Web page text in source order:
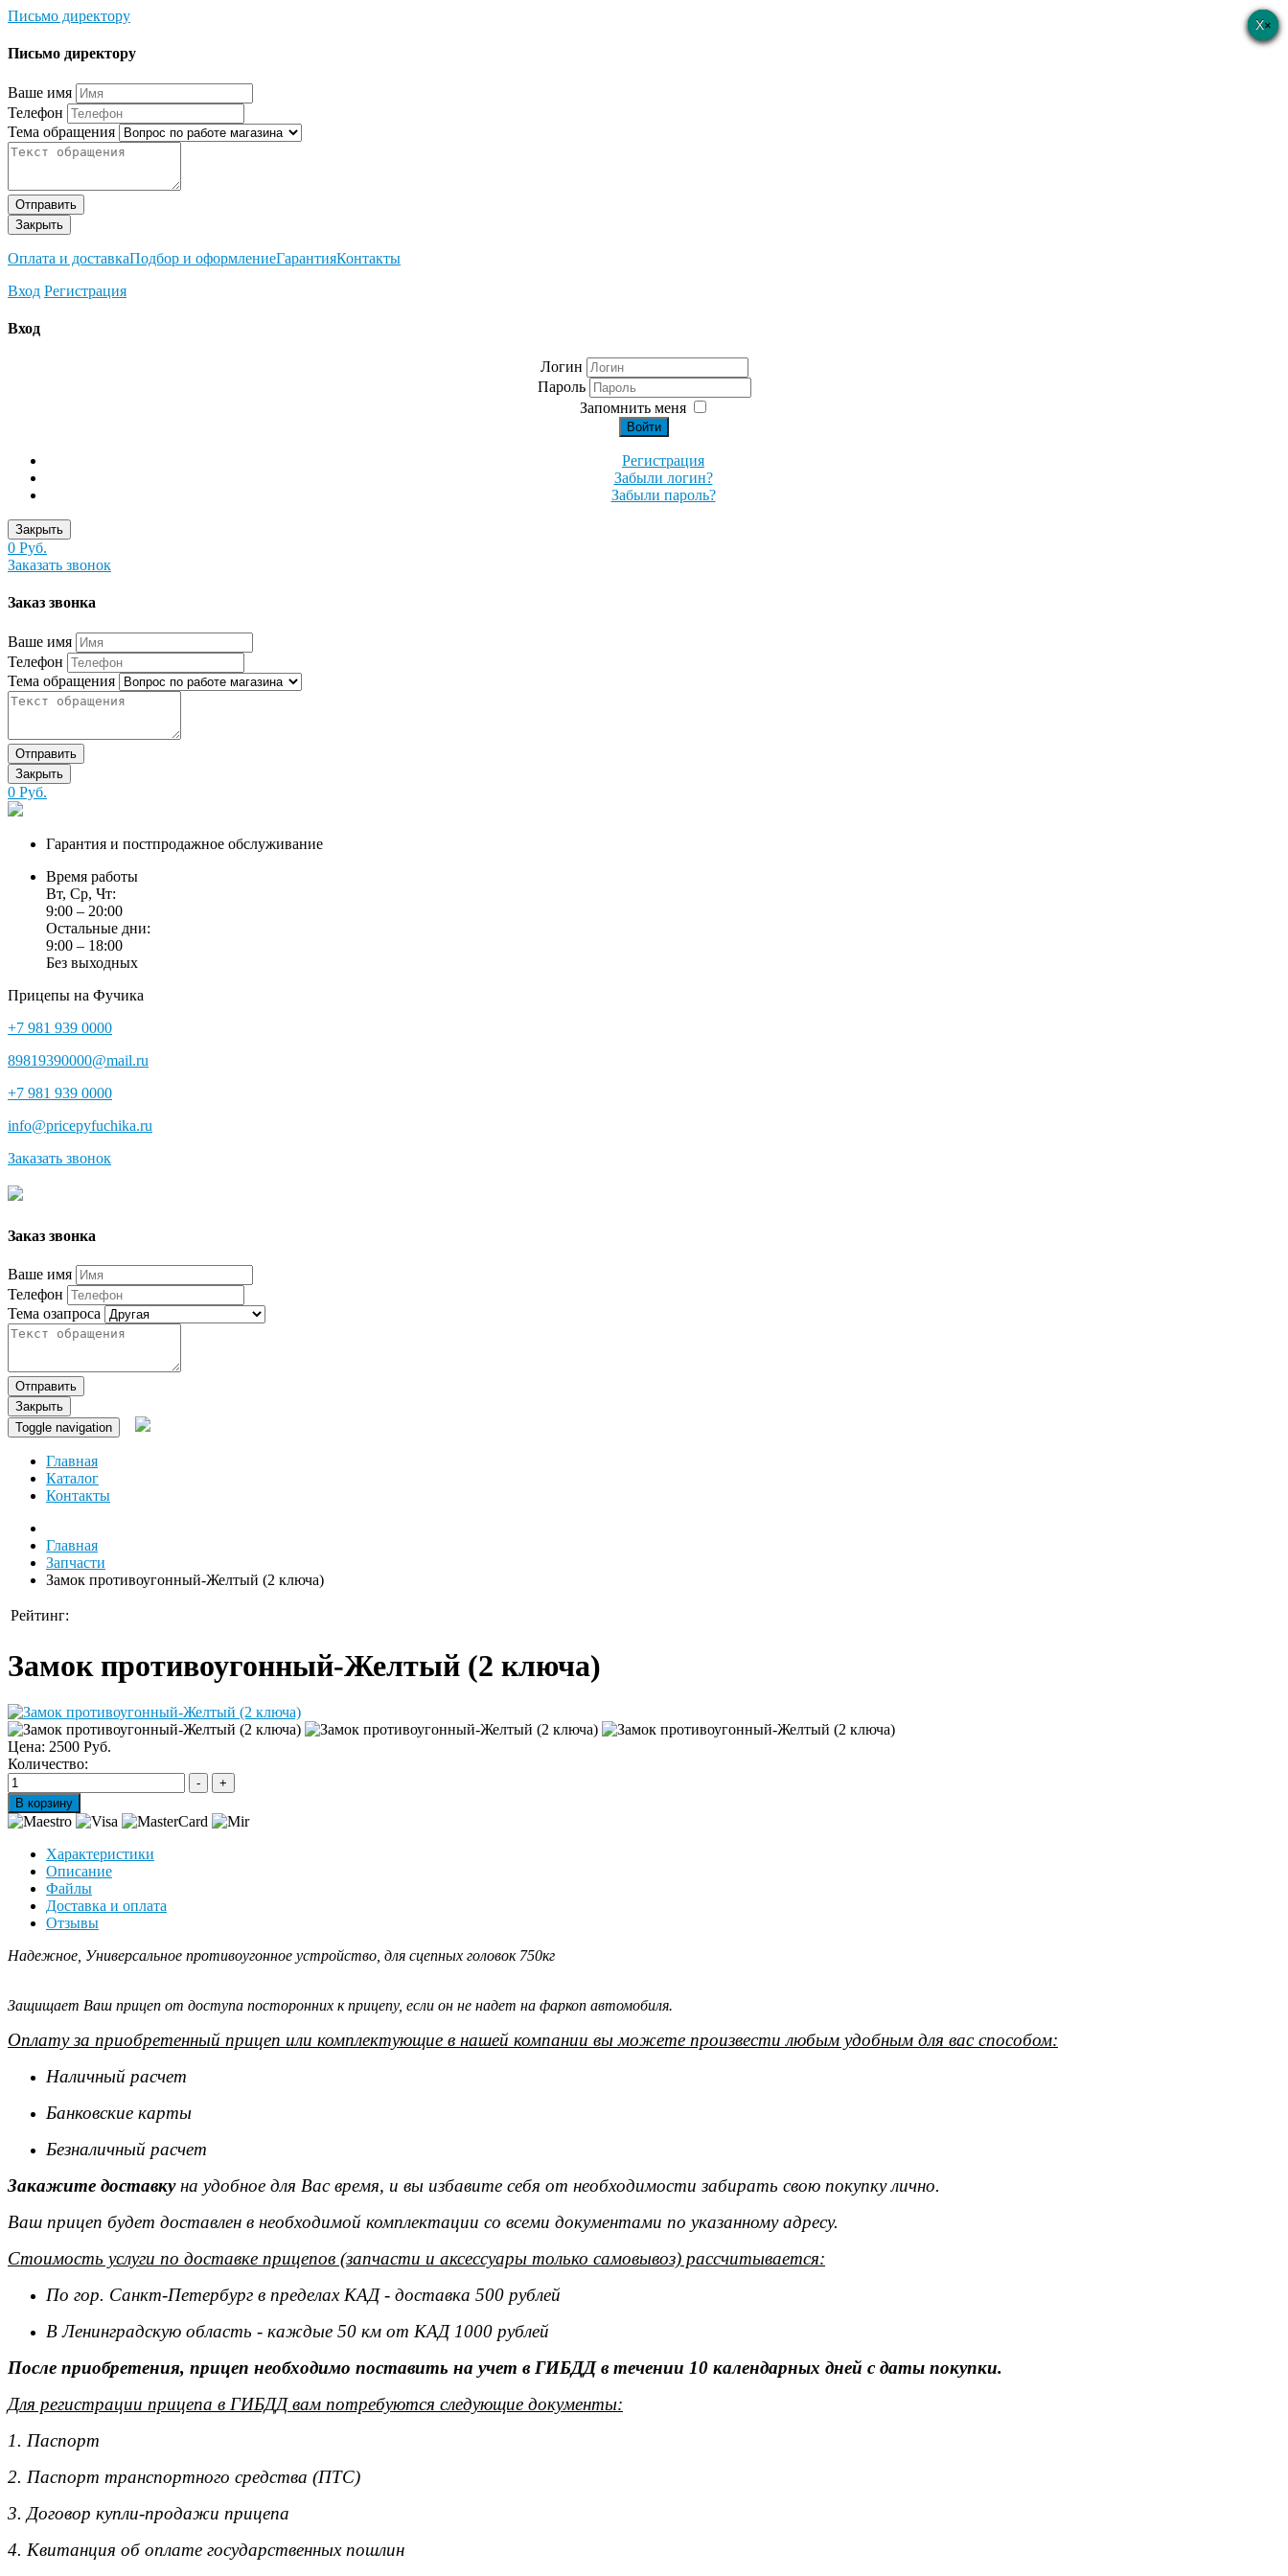
Письмо директору
×
Письмо директору
Ваше имя
Телефон
Тема обращения
Отправить
Закрыть
Оплата и доставкаПодбор и оформлениеГарантияКонтакты
Вход Регистрация
×
Вход
Логин
Пароль
Запомнить меня
Войти
Регистрация
Забыли логин?
Забыли пароль?
Закрыть
0 Руб.
Заказать звонок
×
Заказ звонка
Ваше имя
Телефон
Тема обращения
Отправить
Закрыть
0 Руб.
Гарантия и постпродажное обслуживание
Время работы
Вт, Ср, Чт:
9:00 – 20:00
Остальные дни:
9:00 – 18:00
Без выходных
Прицепы на Фучика
+7 981 939 0000
89819390000@mail.ru
+7 981 939 0000
info@pricepyfuchika.ru
Заказать звонок
×
Заказ звонка
Ваше имя
Телефон
Тема озапроса
Отправить
Закрыть
Toggle navigation
Главная
Каталог
Контакты
Главная
Запчасти
Замок противоугонный-Желтый (2 ключа)
Рейтинг:
Замок противоугонный-Желтый (2 ключа)
Цена: 2500 Руб.
Количество:
Характеристики
Описание
Файлы
Доставка и оплата
Отзывы
Надежное, Универсальное противоугонное устройство, для сцепных головок 750кг
Защищает Ваш прицеп от доступа посторонних к прицепу, если он не надет на фаркоп автомобиля.
Оплату за приобретенный прицеп или комплектующие в нашей компании вы можете произвести любым удобным для вас способом:
Наличный расчет
Банковские карты
Безналичный расчет
Закажите доставкуна удобное для Вас время, и вы избавите себя от необходимости забирать свою покупку лично.
Ваш прицеп будет доставлен в необходимой комплектации со всеми документами по указанному адресу.
Стоимость услуги по доставке прицепов (запчасти и аксессуары только самовывоз) рассчитывается:
По гор. Санкт-Петербург в пределах КАД - доставка 500 рублей
В Ленинградскую область - каждые 50 км от КАД 1000 рублей
После приобретения, прицеп необходимо поставить на учет в ГИБДД в течении 10 календарных дней с даты покупки.
Для регистрации прицепа в ГИБДД вам потребуются следующие документы:
1. Паспорт
2. Паспорт транспортного средства (ПТС)
3. Договор купли-продажи прицепа
4. Квитанция об оплате государственных пошлин
×